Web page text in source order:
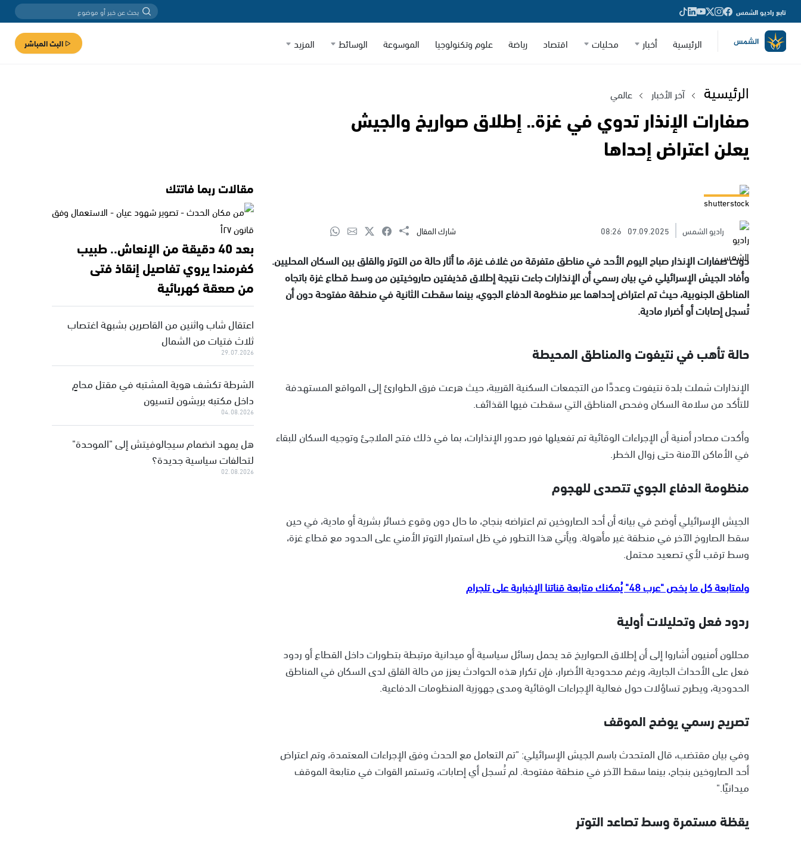
تابع راديو الشمس
الرئيسية أخبار محليات اقتصاد رياضة علوم وتكنولوجيا الموسوعة الوسائط المزيد البث المباشر
الرئيسية آخر الأخبار عالمي
صفارات الإنذار تدوي في غزة.. إطلاق صواريخ والجيش
يعلن اعتراض إحداها
shutterstock
راديو الشمس
07.09.2025
08:26 شارك المقال
دوت صفارات الإنذار صباح اليوم الأحد في مناطق متفرقة من غلاف غزة، ما أثار حالة من التوتر والقلق بين السكان المحليين.
وأفاد الجيش الإسرائيلي في بيان رسمي أن الإنذارات جاءت نتيجة إطلاق قذيفتين صاروخيتين من وسط قطاع غزة باتجاه
المناطق الجنوبية، حيث تم اعتراض إحداهما عبر منظومة الدفاع الجوي، بينما سقطت الثانية في منطقة مفتوحة دون أن
تُسجل إصابات أو أضرار مادية.
حالة تأهب في نتيفوت والمناطق المحيطة
الإنذارات شملت بلدة نتيفوت وعددًا من التجمعات السكنية القريبة، حيث هرعت فرق الطوارئ إلى المواقع المستهدفة
للتأكد من سلامة السكان وفحص المناطق التي سقطت فيها القذائف.
وأكدت مصادر أمنية أن الإجراءات الوقائية تم تفعيلها فور صدور الإنذارات، بما في ذلك فتح الملاجئ وتوجيه السكان للبقاء
في الأماكن الآمنة حتى زوال الخطر.
منظومة الدفاع الجوي تتصدى للهجوم
الجيش الإسرائيلي أوضح في بيانه أن أحد الصاروخين تم اعتراضه بنجاح، ما حال دون وقوع خسائر بشرية أو مادية، في حين
سقط الصاروخ الآخر في منطقة غير مأهولة. ويأتي هذا التطور في ظل استمرار التوتر الأمني على الحدود مع قطاع غزة،
وسط ترقب لأي تصعيد محتمل.
ولمتابعة كل ما يخص "عرب 48" يُمكنك متابعة قناتنا الإخبارية على تلجرام
ردود فعل وتحليلات أولية
محللون أمنيون أشاروا إلى أن إطلاق الصواريخ قد يحمل رسائل سياسية أو ميدانية مرتبطة بتطورات داخل القطاع أو ردود
فعل على الأحداث الجارية، ورغم محدودية الأضرار، فإن تكرار هذه الحوادث يعزز من حالة القلق لدى السكان في المناطق
الحدودية، ويطرح تساؤلات حول فعالية الإجراءات الوقائية ومدى جهوزية المنظومات الدفاعية.
تصريح رسمي يوضح الموقف
وفي بيان مقتضب، قال المتحدث باسم الجيش الإسرائيلي: "تم التعامل مع الحدث وفق الإجراءات المعتمدة، وتم اعتراض
أحد الصاروخين بنجاح، بينما سقط الآخر في منطقة مفتوحة. لم تُسجل أي إصابات، وتستمر القوات في متابعة الموقف
ميدانيًا."
يقظة مستمرة وسط تصاعد التوتر
مقالات ربما فاتتك
بعد 40 دقيقة من الإنعاش.. طبيب
كفرمندا يروي تفاصيل إنقاذ فتى
من صعقة كهربائية
اعتقال شاب واثنين من القاصرين بشبهة اغتصاب
ثلاث فتيات من الشمال
29.07.2026
الشرطة تكشف هوية المشتبه في مقتل محامٍ
داخل مكتبه بريشون لتسيون
04.08.2026
هل يمهد انضمام سيجالوفيتش إلى "الموحدة"
لتحالفات سياسية جديدة؟
02.08.2026